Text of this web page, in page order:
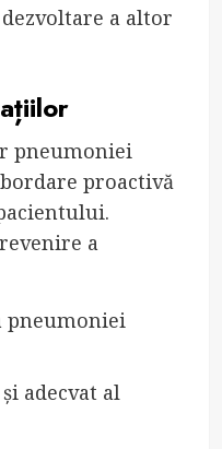
a altor
pneumoniei
proactivă
a
pneumoniei
adecvat al